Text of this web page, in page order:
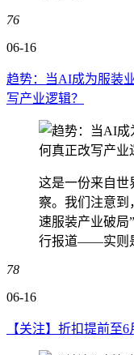
76
06-16
趋势：当AI成为服装
写产业逻辑？
这是一份来自世
察。我们注意到
速服装产业破
行报道——实则
78
06-16
【关注】折扣提前至